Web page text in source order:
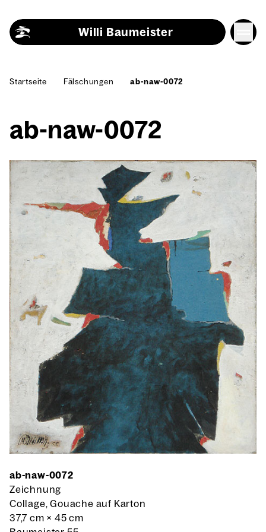
Willi Baumeister
Start­sei­te Fäl­schun­gen ab-naw-0072
ab-naw-0072
ab-naw-0072
Zeichnung
Collage, Gouache auf Karton
37,7 cm ×45 cm